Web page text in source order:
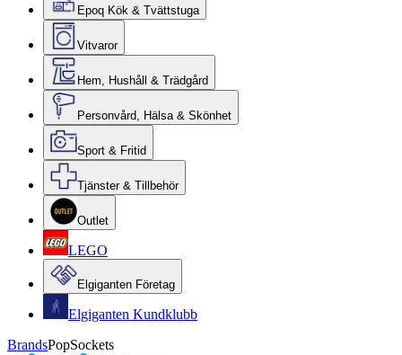
Epoq Kök & Tvättstuga
Vitvaror
Hem, Hushåll & Trädgård
Personvård, Hälsa & Skönhet
Sport & Fritid
Tjänster & Tillbehör
Outlet
LEGO
Elgiganten Företag
Elgiganten Kundklubb
BrandsPopSockets